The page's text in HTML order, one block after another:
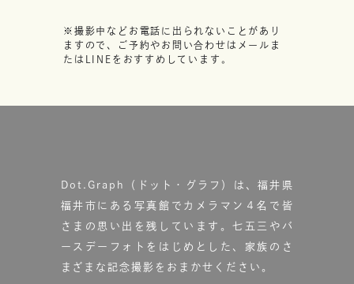
※撮影中などお電話に出られないことがあり
ますので、ご予約やお問い合わせはメールま
たはLINEをおすすめしています。
Dot.Graph（ドット・グラフ）は、福井県
福井市にある写真館で カメラマン４名で皆
さまの思い出を残しています。七五三やバ
ースデーフォトをはじめとした、家族のさ
まざまな記念撮影をおまかせください。